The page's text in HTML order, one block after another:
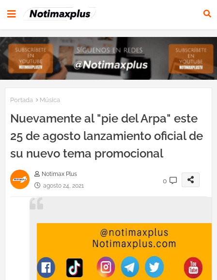
Portada Música
Nuevamente al "pie del Arpa" este
25 de agosto lanzamiento oficial de
su nuevo tema promocional
Notimax Plus
agosto 24, 2021
0